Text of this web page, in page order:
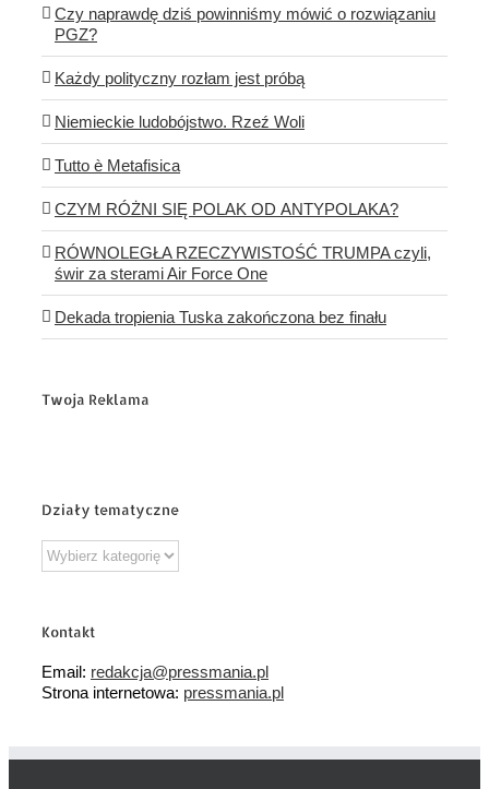
Czy naprawdę dziś powinniśmy mówić o rozwiązaniu
PGZ?
Każdy polityczny rozłam jest próbą
Niemieckie ludobójstwo. Rzeź Woli
Tutto è Metafisica
CZYM RÓŻNI SIĘ POLAK OD ANTYPOLAKA?
RÓWNOLEGŁA RZECZYWISTOŚĆ TRUMPA czyli,
świr za sterami Air Force One
Dekada tropienia Tuska zakończona bez finału
Twoja Reklama
Działy tematyczne
Działy
tematyczne
Kontakt
Email: redakcja@pressmania.pl
Strona internetowa: pressmania.pl